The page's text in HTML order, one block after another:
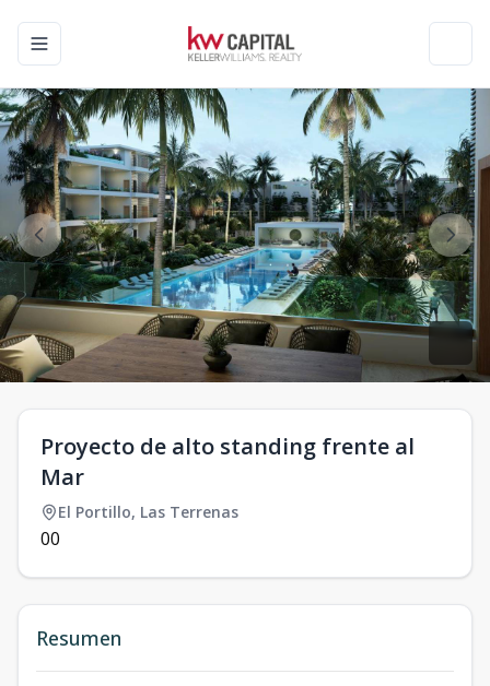
Toggle navigation menu
Proyecto de alto standing frente al
Mar
El Portillo, Las Terrenas
00
Resumen